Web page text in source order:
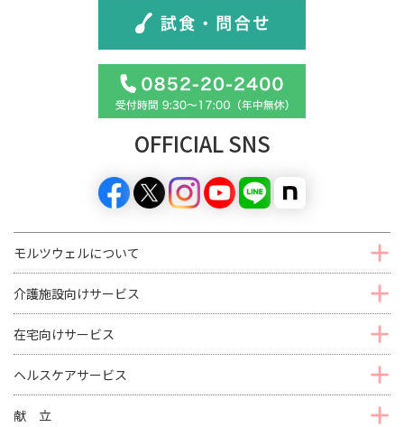
OFFICIAL SNS
モルツウェルについて
介護施設向けサービス
在宅向けサービス
ヘルスケアサービス
献 立